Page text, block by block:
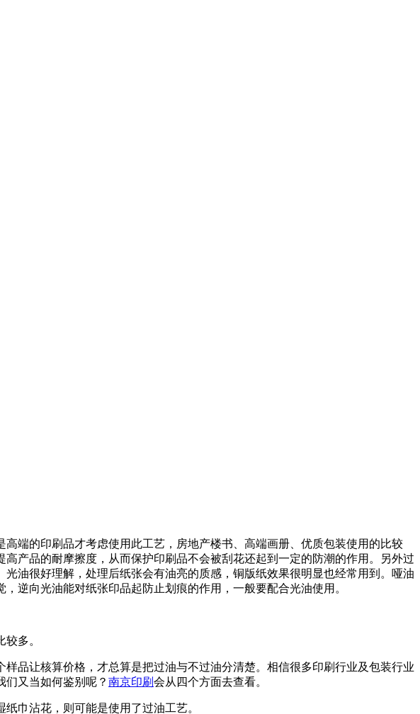
端的印刷品才考虑使用此工艺，房地产楼书、高端画册、优质包装使用的比较
产品的耐摩擦度，从而保护印刷品不会被刮花还起到一定的防潮的作用。另外过
油很好理解，处理后纸张会有油亮的质感，铜版纸效果很明显也经常用到。哑油
逆向光油能对纸张印品起防止划痕的作用，一般要配合光油使用。
多。
品让核算价格，才总算是把过油与不过油分清楚。相信很多印刷行业及包装行业
又当如何鉴别呢？ 南京印刷会从四个方面去查看。
巾沾花，则可能是使用了过油工艺。